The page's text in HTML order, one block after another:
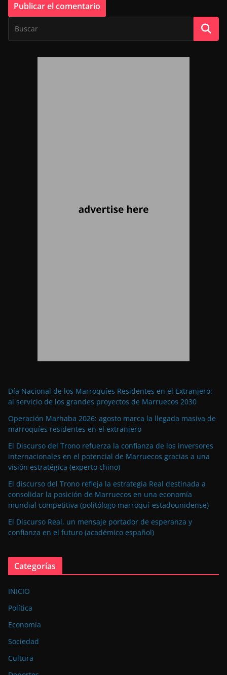
Día Nacional de los Marroquíes Residentes en el Extranjero:
al servicio de los grandes proyectos de Marruecos 2030
Operación Marhaba 2026: agosto marca la llegada masiva de
marroquíes residentes en el extranjero
El Discurso del Trono refuerza la confianza de los inversores
internacionales en el potencial de Marruecos gracias a una
visión estratégica (experto chino)
El discurso del Trono refleja la estrategia Real destinada a
consolidar la posición de Marruecos en una economía
mundial competitiva (politólogo marroquí-estadounidense)
El Discurso Real, un mensaje portador de esperanza y
confianza en el futuro (académico español)
Categorías
INICIO
Política
Economía
Sociedad
Cultura